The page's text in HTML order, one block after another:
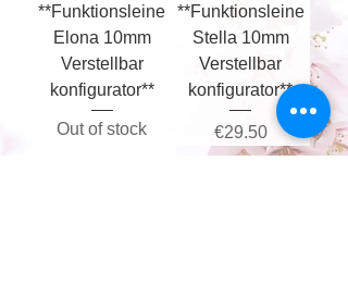
**Funktionsleine
Elona 10mm
Verstellbar
konfigurator**
Out of stock
**Funktionsleine
Stella 10mm
Verstellbar
konfigurator**
Price
€29.50